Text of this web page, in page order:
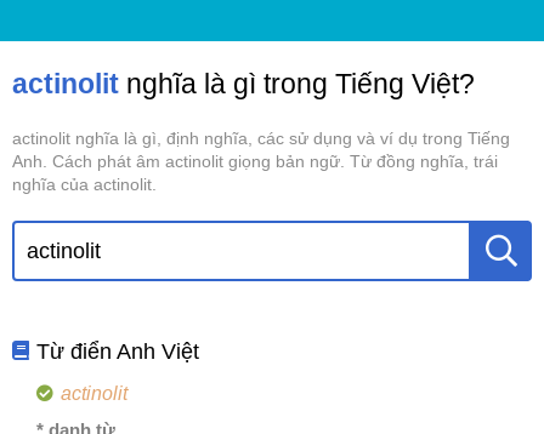
actinolit nghĩa là gì trong Tiếng Việt?
actinolit nghĩa là gì, định nghĩa, các sử dụng và ví dụ trong Tiếng
Anh. Cách phát âm actinolit giọng bản ngữ. Từ đồng nghĩa, trái
nghĩa của actinolit.
Từ điển Anh Việt
actinolit
* danh từ